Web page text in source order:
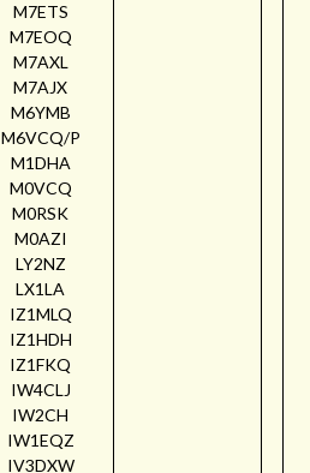
M7ETS
M7EOQ
M7AXL
M7AJX
M6YMB
M6VCQ/P
M1DHA
M0VCQ
M0RSK
M0AZI
LY2NZ
LX1LA
IZ1MLQ
IZ1HDH
IZ1FKQ
IW4CLJ
IW2CH
IW1EQZ
IV3DXW